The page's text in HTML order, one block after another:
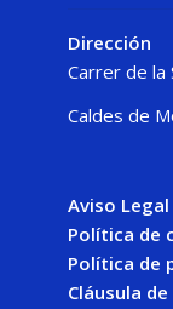
Dirección
Carrer de la
Caldes de
Aviso Legal
Política de
Política de
Cláusula